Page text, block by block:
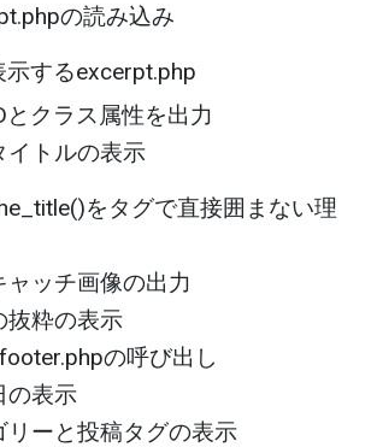
の読み込み
示するexcerpt.php
とクラス属性を出力
イトルの表示
をタグで直接囲まない理
ャッチ画像の出力
抜粋の表示
の呼び出し
の表示
リーと投稿タグの表示